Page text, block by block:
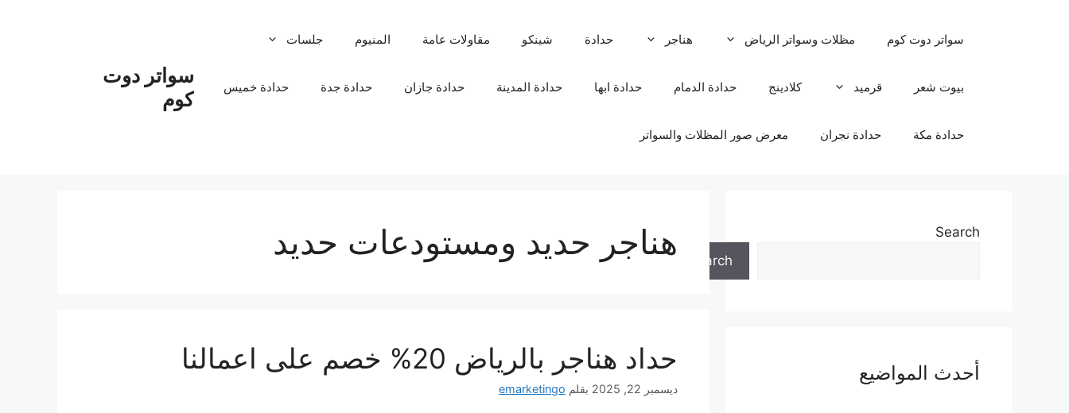
سواتر دوت
كوم
سواتر دوت كوم مظلات وسواتر الرياض هناجر حدادة شينكو مقاولات عامة المنيوم جلسات
بيوت شعر قرميد كلادينج حدادة الدمام حدادة ابها حدادة المدينة حدادة جازان حدادة جدة حدادة خميس
حدادة مكة حدادة نجران معرض صور المظلات والسواتر
هناجر حديد ومستودعات حديد
حداد هناجر بالرياض 20% خصم على اعمالنا
ديسمبر 22, 2025 بقلم emarketingo
Search
Search
أحدث المواضيع